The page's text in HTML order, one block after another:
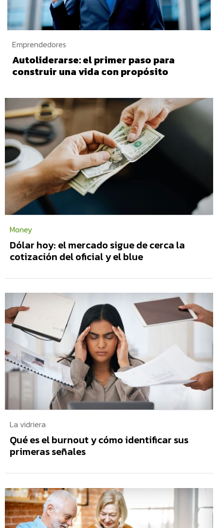
Emprendedores
Autoliderarse: el primer paso para
construir una vida con propósito
Money
Dólar hoy: el mercado sigue de cerca la
cotización del oficial y el blue
La vidriera
Qué es el burnout y cómo identificar sus
primeras señales